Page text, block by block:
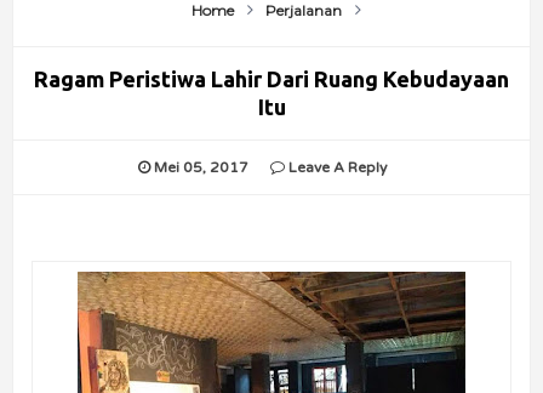
Home Perjalanan
Ragam Peristiwa Lahir Dari Ruang Kebudayaan
Itu
Mei 05, 2017 Leave A Reply